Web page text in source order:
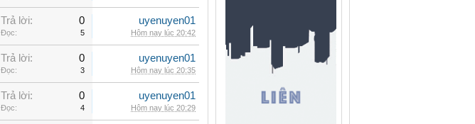
Trả lời: 0
Đọc: 5
uyenuyen01
Hôm nay lúc 20:42
Trả lời: 0
Đọc: 3
uyenuyen01
Hôm nay lúc 20:35
Trả lời: 0
Đọc: 4
uyenuyen01
Hôm nay lúc 20:29